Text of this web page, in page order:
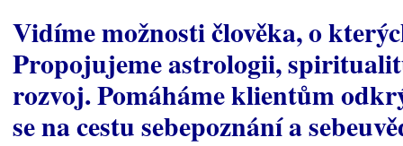
Vidíme možnosti člověka, o
Propojujeme astrologii,
rozvoj. Pomáháme klientům
se na cestu sebepoznání a